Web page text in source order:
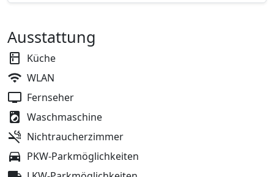
Ausstattung
Küche
WLAN
Fernseher
Waschmaschine
Nichtraucherzimmer
PKW-Parkmöglichkeiten